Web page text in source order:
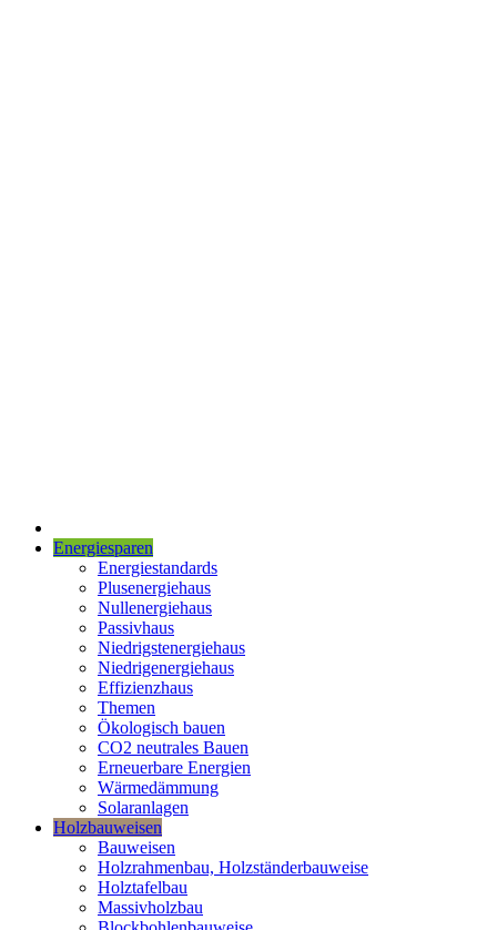
Energiesparen
Energiestandards
Plusenergiehaus
Nullenergiehaus
Passivhaus
Niedrigstenergiehaus
Niedrigenergiehaus
Effizienzhaus
Themen
Ökologisch bauen
CO2 neutrales Bauen
Erneuerbare Energien
Wärmedämmung
Solaranlagen
Holzbauweisen
Bauweisen
Holzrahmenbau, Holzständerbauweise
Holztafelbau
Massivholzbau